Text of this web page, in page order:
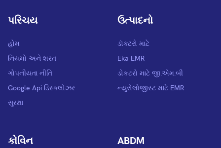
પરિચય
હોમ
નિયમો અને શરત
ગોપનીયતા નીતિ
Google Api ડિસ્ક્લોઝર
સુરક્ષા
ઉત્પાદનો
ડૉક્ટરો માટે
Eka EMR
ડોકટરો માટે જી.એમ.બી
ન્યુરોલોજીસ્ટ માટે EMR
કોવિન ABDM